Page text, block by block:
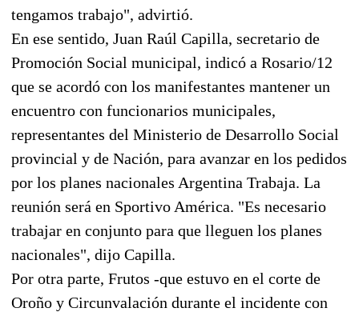
tengamos trabajo", advirtió.
En ese sentido, Juan Raúl Capilla, secretario de
Promoción Social municipal, indicó a Rosario/12
que se acordó con los manifestantes mantener un
encuentro con funcionarios municipales,
representantes del Ministerio de Desarrollo Social
provincial y de Nación, para avanzar en los pedidos
por los planes nacionales Argentina Trabaja. La
reunión será en Sportivo América. "Es necesario
trabajar en conjunto para que lleguen los planes
nacionales", dijo Capilla.
Por otra parte, Frutos -que estuvo en el corte de
Oroño y Circunvalación durante el incidente con